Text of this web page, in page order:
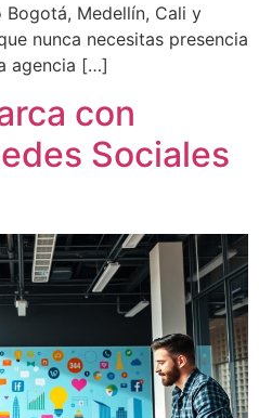
Medellín, Cali y
nunca necesitas presencia
agencia […]
con
Sociales